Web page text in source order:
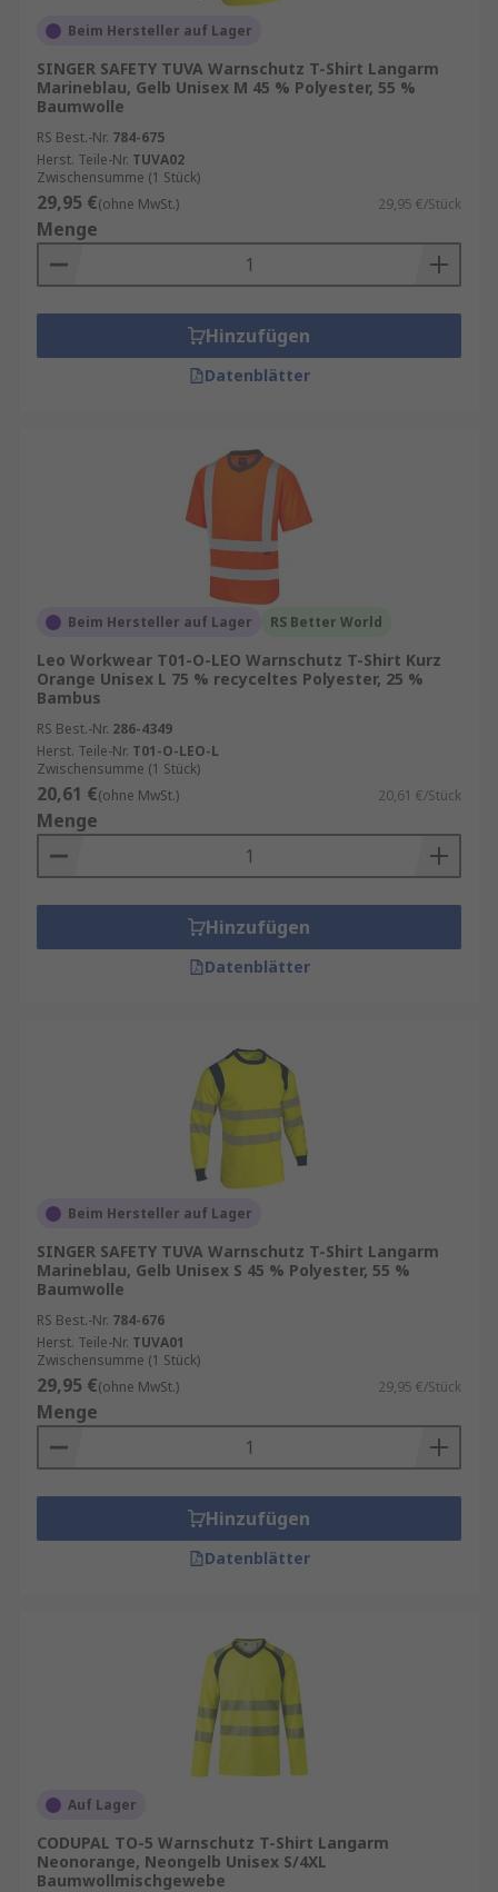
Beim Hersteller auf Lager
SINGER SAFETY TUVA Warnschutz T-Shirt Langarm
Marineblau, Gelb Unisex M 45 % Polyester, 55 %
Baumwolle
RS Best.-Nr. 784-675
Herst. Teile-Nr. TUVA02
Zwischensumme (1 Stück)
29,95 €(ohne MwSt.) 29,95 €/Stück
Menge
Hinzufügen
Datenblätter
Beim Hersteller auf Lager RS Better World
Leo Workwear T01-O-LEO Warnschutz T-Shirt Kurz
Orange Unisex L 75 % recyceltes Polyester, 25 %
Bambus
RS Best.-Nr. 286-4349
Herst. Teile-Nr. T01-O-LEO-L
Zwischensumme (1 Stück)
20,61 €(ohne MwSt.) 20,61 €/Stück
Menge
Hinzufügen
Datenblätter
Beim Hersteller auf Lager
SINGER SAFETY TUVA Warnschutz T-Shirt Langarm
Marineblau, Gelb Unisex S 45 % Polyester, 55 %
Baumwolle
RS Best.-Nr. 784-676
Herst. Teile-Nr. TUVA01
Zwischensumme (1 Stück)
29,95 €(ohne MwSt.) 29,95 €/Stück
Menge
Hinzufügen
Datenblätter
Auf Lager
CODUPAL TO-5 Warnschutz T-Shirt Langarm
Neonorange, Neongelb Unisex S/4XL
Baumwollmischgewebe